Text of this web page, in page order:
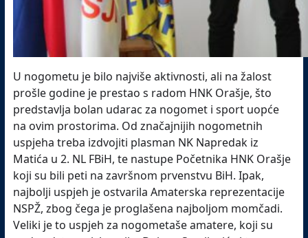
U nogometu je bilo najviše aktivnosti, ali na žalost
prošle godine je prestao s radom HNK Orašje, što
predstavlja bolan udarac za nogomet i sport uopće
na ovim prostorima. Od značajnijih nogometnih
uspjeha treba izdvojiti plasman NK Napredak iz
Matića u 2. NL FBiH, te nastupe Početnika HNK Orašje
koji su bili peti na završnom prvenstvu BiH. Ipak,
najbolji uspjeh je ostvarila Amaterska reprezentacije
NSPŽ, zbog čega je proglašena najboljom momčadi.
Veliki je to uspjeh za nogometaše amatere, koji su